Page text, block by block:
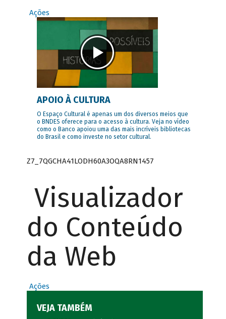
Ações
APOIO À CULTURA
O Espaço Cultural é apenas um dos diversos meios que
o BNDES oferece para o acesso à cultura. Veja no vídeo
como o Banco apoiou uma das mais incríveis bibliotecas
do Brasil e como investe no setor cultural.
Z7_7QGCHA41LODH60A3OQA8RN1457
Visualizador
do Conteúdo
da Web
Ações
VEJA TAMBÉM